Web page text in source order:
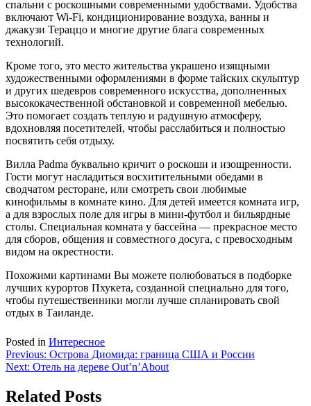
спальни с роскошными современными удобствами. Удобства
включают Wi-Fi, кондиционирование воздуха, ванны и
джакузи Тераццо и многие другие блага современных
технологий.
Кроме того, это место жительства украшено изящными
художественными оформлениями в форме тайских скульптур
и других шедевров современного искусства, дополненных
высококачественной обстановкой и современной мебелью.
Это помогает создать теплую и радушную атмосферу,
вдохновляя посетителей, чтобы расслабиться и полностью
посвятить себя отдыху.
Вилла Padma буквально кричит о роскоши и изощренности.
Гости могут насладиться восхитительными обедами в
сводчатом ресторане, или смотреть свои любимые
кинофильмы в комнате кино. Для детей имеется комната игр,
а для взрослых поле для игры в мини-футбол и бильярдные
столы. Специальная комната у бассейна — прекрасное место
для сборов, общения и совместного досуга, с превосходным
видом на окрестности.
Похожими картинами Вы можете полюбоваться в подборке
лучших курортов Пхукета, созданной специально для того,
чтобы путешественники могли лучше спланировать свой
отдых в Таиланде.
Posted in Интересное
Навигация
по
записям
Previous: Острова Диомида: граница США и России
Next: Отель на дереве Out’n’About
Related Posts